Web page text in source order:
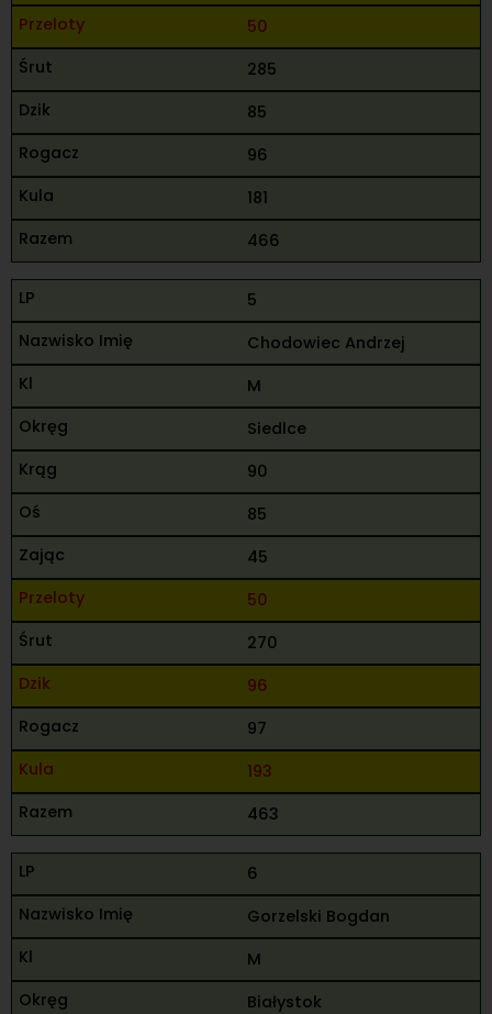
50
285
85
96
181
466
5
Chodowiec Andrzej
M
Siedlce
90
85
45
50
270
96
97
193
463
6
Gorzelski Bogdan
M
Białystok